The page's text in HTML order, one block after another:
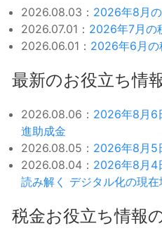
2026.08.03： 2026年8月
2026.07.01： 2026年7月の
2026.06.01： 2026年6月の
最新のお役立ち情
2026.08.06： 2026年8月6
進助成金
2026.08.05： 2026年8月5
2026.08.04： 2026年8月4
読み解く デジタル化の現在
税金お役立ち情報